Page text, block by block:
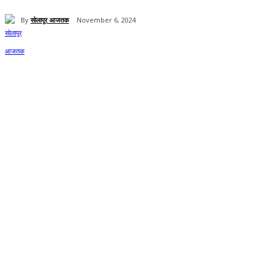
By सोलापूर आजतक November 6, 2024